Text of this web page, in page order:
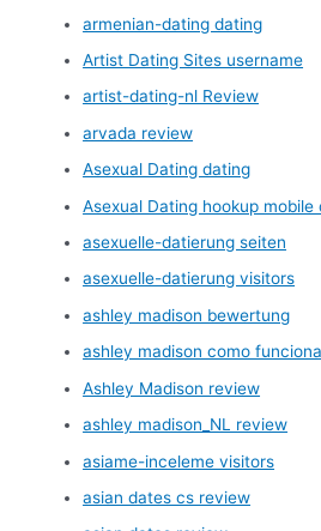
armenian-dating dating
Artist Dating Sites username
artist-dating-nl Review
arvada review
Asexual Dating dating
Asexual Dating hookup mobile
asexuelle-datierung seiten
asexuelle-datierung visitors
ashley madison bewertung
ashley madison como funciona
Ashley Madison review
ashley madison_NL review
asiame-inceleme visitors
asian dates cs review